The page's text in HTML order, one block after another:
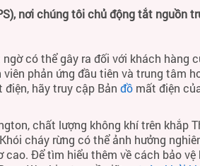
nơi chúng tôi chủ động tắt nguồn
có thể gây ra đối với khách hàng
phản ứng đầu tiên và trung tâm
hãy truy cập Bản đồ mất điện
chất lượng không khí trên khắp
cháy rừng có thể ảnh hưởng
Để tìm hiểu thêm về cách bảo vệ